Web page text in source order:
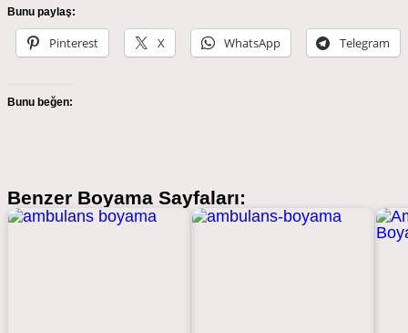
Bunu paylaş:
Pinterest X WhatsApp Telegram
Bunu beğen:
Benzer Boyama Sayfaları: